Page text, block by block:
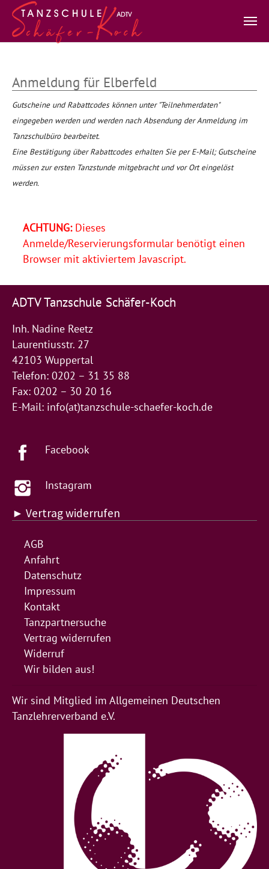
Anmeldung für Elberfeld
Gutscheine und Rabattcodes können unter "Teilnehmerdaten"
eingegeben werden und werden nach Absendung der Anmeldung im
Tanzschulbüro bearbeitet.
Eine Bestätigung über Rabattcodes erhalten Sie per E-Mail; Gutscheine
müssen zur ersten Tanzstunde mitgebracht und vor Ort eingelöst
werden.
ACHTUNG:Dieses
Anmelde/Reservierungsformular benötigt einen
Browser mit aktiviertem Javascript.
ADTV Tanzschule Schäfer-Koch
Inh. Nadine Reetz
Laurentiusstr. 27
42103 Wuppertal
Telefon: 0202 – 31 35 88
Fax: 0202 – 30 20 16
E-Mail: info(at)tanzschule-schaefer-koch.de
Facebook
Instagram
► Vertrag widerrufen
AGB
Anfahrt
Datenschutz
Impressum
Kontakt
Tanzpartnersuche
Vertrag widerrufen
Widerruf
Wir bilden aus!
Wir sind Mitglied im Allgemeinen Deutschen
Tanzlehrerverband e.V.